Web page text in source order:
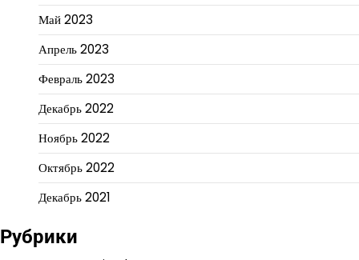
Май 2023
Апрель 2023
Февраль 2023
Декабрь 2022
Ноябрь 2022
Октябрь 2022
Декабрь 2021
Рубрики